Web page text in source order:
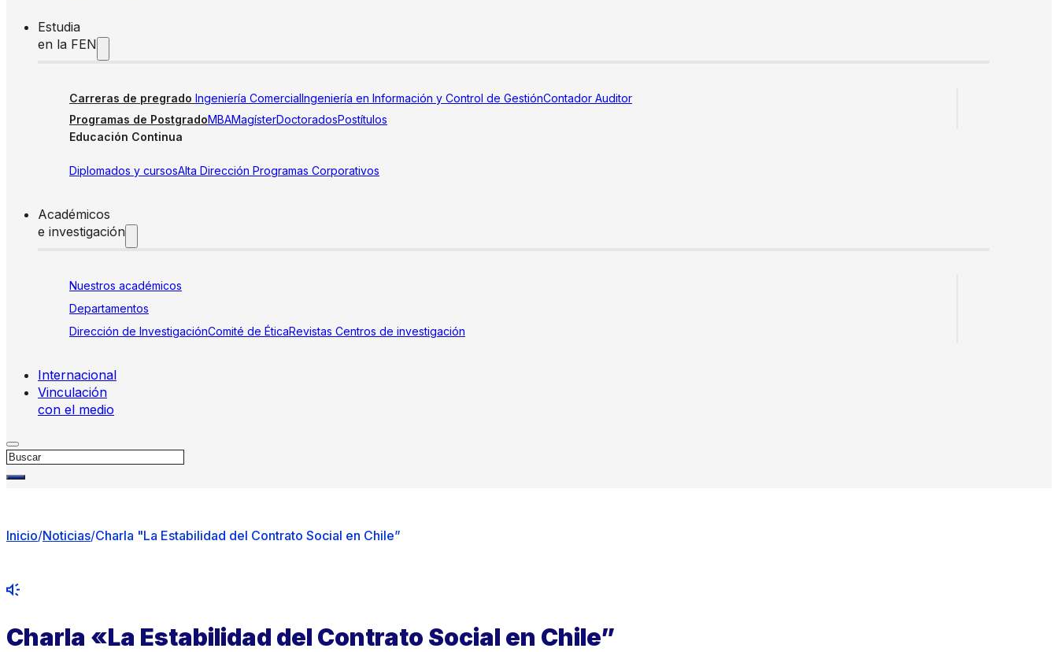
Estudia
en la FEN
Carreras de pregrado Ingeniería ComercialIngeniería en Información y Control de GestiónContador Auditor
Programas de PostgradoMBAMagísterDoctoradosPostítulos
Educación Continua
Diplomados y cursosAlta Dirección Programas Corporativos
Académicos
e investigación
Nuestros académicos
Departamentos
Dirección de InvestigaciónComité de ÉticaRevistas Centros de investigación
Internacional
Vinculación
con el medio
Buscar
Inicio/Noticias/Charla "La Estabilidad del Contrato Social en Chile”
Charla «La Estabilidad del Contrato Social en Chile”